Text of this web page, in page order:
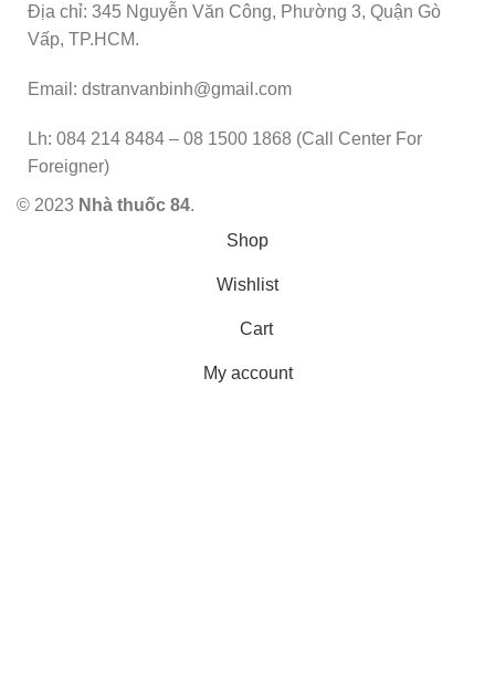
Địa chỉ: 345 Nguyễn Văn Công, Phường 3, Quận Gò
Vấp, TP.HCM.
Email: dstranvanbinh@gmail.com
Lh: 084 214 8484 – 08 1500 1868 (Call Center For
Foreigner)
© 2023 Nhà thuốc 84.
Shop
Wishlist
Cart
My account